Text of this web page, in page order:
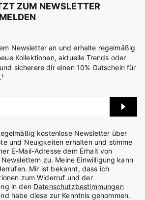
ZUM NEWSLETTER
Newsletter an und erhalte regelmäßig
Kollektionen, aktuelle Trends oder
sicherere dir einen 10% Gutschein für
kostenlose Newsletter über
und Neuigkeiten erhalten und stimme
E-Mail-Adresse dem Erhalt von
zu. Meine Einwilligung kann
Mir ist bekannt, dass ich
zum Widerruf und der
in den Datenschutzbestimmungen
habe diese zur Kenntnis genommen.